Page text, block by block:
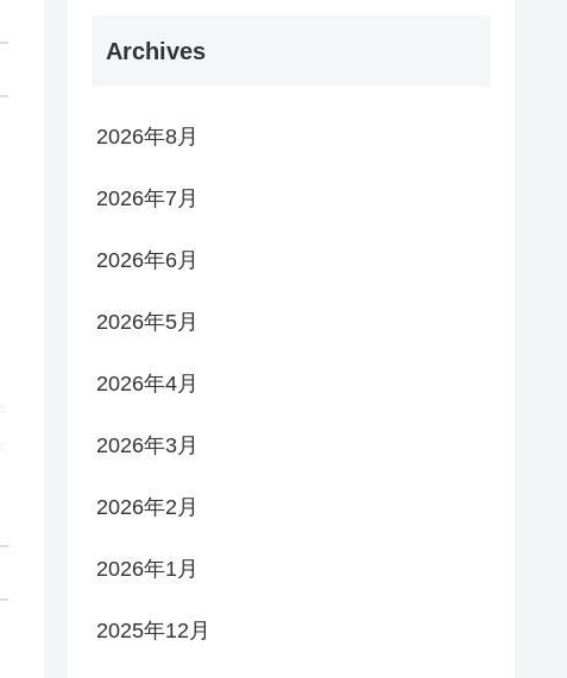
Archives
2026年8月
2026年7月
2026年6月
2026年5月
2026年4月
2026年3月
2026年2月
2026年1月
2025年12月